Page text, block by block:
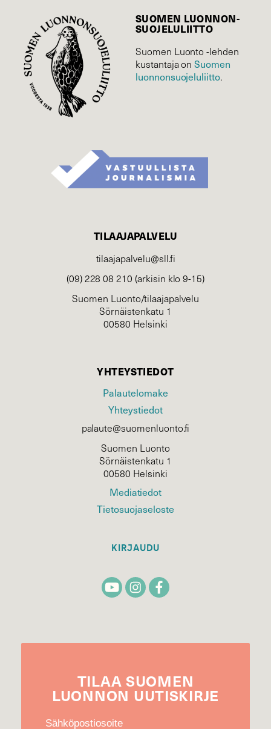
SUOMEN LUONNON­
SUOJELU­LIITTO
Suomen Luonto -lehden
kustantaja onSuomen
luonnonsuojelu­liitto.
TILAAJAPALVELU
tilaajapalvelu@sll.fi
(09) 228 08 210 (arkisin klo 9-15)
Suomen Luonto/tilaajapalvelu
Sörnäistenkatu 1
00580 Helsinki
YHTEYSTIEDOT
Palautelomake
Yhteystiedot
palaute@suomenluonto.fi
Suomen Luonto
Sörnäistenkatu 1
00580 Helsinki
Mediatiedot
Tietosuojaseloste
KIRJAUDU
TILAA SUOMEN
LUONNON UUTIS­KIRJE
Sähköpostiosoite